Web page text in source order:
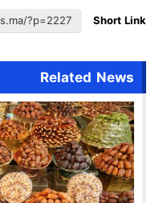
Short Link
Related News